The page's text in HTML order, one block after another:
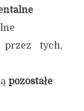
przez tych,
pozostałe